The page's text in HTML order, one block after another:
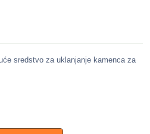
sredstvo za uklanjanje kamenca za